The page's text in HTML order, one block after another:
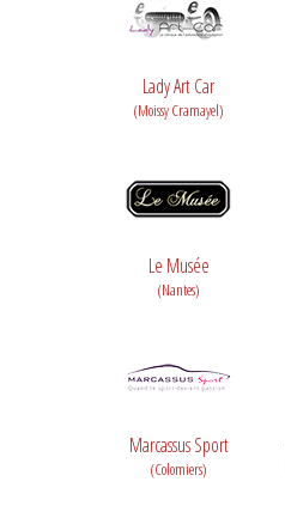
Lady Art Car
(Moissy Cramayel)
Le Musée
(Nantes)
Marcassus Sport
(Colomiers)